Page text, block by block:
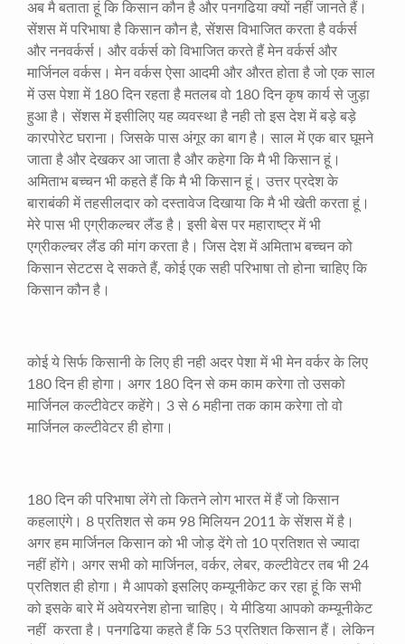
अब मै बताता हूं कि किसान कौन है और पनगढिया क्यों नहीं जानते हैं।
सेंशस में परिभाषा है किसान कौन है, सेंशस विभाजित करता है वर्कर्स
और ननवर्कर्स। और वर्कर्स को विभाजित करते हैं मेन वर्कर्स और
मार्जिनल वर्कस। मेन वर्कस ऐसा आदमी और औरत होता है जो एक साल
में उस पेशा में 180 दिन रहता है मतलब वो 180 दिन कृष कार्य से जुड़ा
हुआ है। सेंशस में इसीलिए यह व्यवस्था है नही तो इस देश में बड़े बड़े
कारपोरेट घराना। जिसके पास अंगूर का बाग है। साल में एक बार घूमने
जाता है और देखकर आ जाता है और कहेगा कि मै भी किसान हूं।
अमिताभ बच्चन भी कहते हैं कि मै भी किसान हूं। उत्तर प्रदेश के
बाराबंकी में तहसीलदार को दस्तावेज दिखाया कि मै भी खेती करता हूं।
मेरे पास भी एग्रीकल्चर लैंड है। इसी बेस पर महाराष्ट्र में भी
एग्रीकल्चर लैंड की मांग करता है। जिस देश में अमिताभ बच्चन को
किसान सेटटस दे सकते हैं, कोई एक सही परिभाषा तो होना चाहिए कि
किसान कौन है।
कोई ये सिर्फ किसानी के लिए ही नही अदर पेशा में भी मेन वर्कर के लिए
180 दिन ही होगा। अगर 180 दिन से कम काम करेगा तो उसको
मार्जिनल कल्टीवेटर कहेंगे। 3 से 6 महीना तक काम करेगा तो वो
मार्जिनल कल्टीवेटर ही होगा।
180 दिन की परिभाषा लेंगे तो कितने लोग भारत में हैं जो किसान
कहलाएंगे। 8 प्रतिशत से कम 98 मिलियन 2011 के सेंशस में है।
अगर हम मार्जिनल किसान को भी जोड़ देंगे तो 10 प्रतिशत से ज्यादा
नहीं होंगे। अगर सभी को मार्जिनल, वर्कर, लेबर, कल्टीवेटर तब भी 24
प्रतिशत ही होगा। मै आपको इसलिए कम्यूनीकेट कर रहा हूं कि सभी
को इसके बारे में अवेयरनेश होना चाहिए। ये मीडिया आपको कम्यूनीकेट
नहीं करता है। पनगढिया कहते हैं कि 53 प्रतिशत किसान हैं। लेकिन